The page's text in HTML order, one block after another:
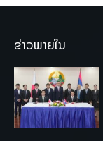
ຂ່າວພາຍໃນ